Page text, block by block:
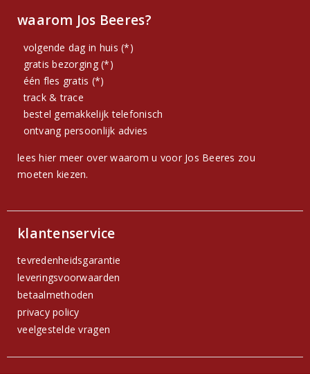
waarom Jos Beeres?
volgende dag in huis (*)
gratis bezorging (*)
één fles gratis (*)
track & trace
bestel gemakkelijk telefonisch
ontvang persoonlijk advies
lees hier meer over waarom u voor Jos Beeres zou
moeten kiezen.
klantenservice
tevredenheidsgarantie
leveringsvoorwaarden
betaalmethoden
privacy policy
veelgestelde vragen